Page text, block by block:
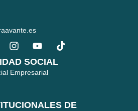
SOCIAL
Empresarial
DE